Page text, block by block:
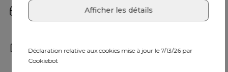
Afficher les détails
Déclaration relative aux cookies mise à jour le 7/13/26 par
Cookiebot
+32 9 298 10 48 | Du lundi au vendredi : 8h30 - 18h30
Nos experts en meubles de jardin sont à votre